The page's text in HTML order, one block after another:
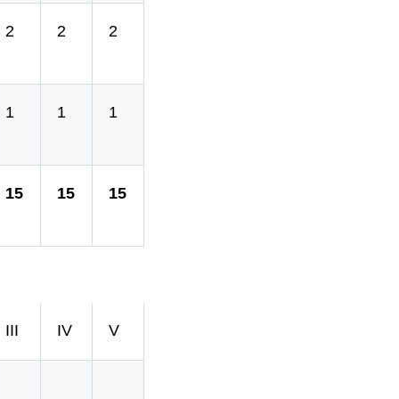
2 2 2
1 1 1
15 15 15
III IV V